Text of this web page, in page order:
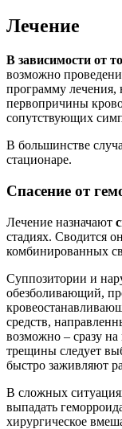
Лечение
В зависимости от
возможно
программу лечения,
первопричины
сопутствующих
В большинстве
стационаре.
Спасение от
Лечение назначают
стадиях. Сводится
комбинированных
Суппозитории и
обезболивающий,
средств,
возможно – сразу
трещины следует
быстро заживляют
В сложных
выпадать
хирургическое